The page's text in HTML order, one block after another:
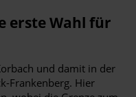
erste Wahl für
und damit in der
Frankenberg. Hier